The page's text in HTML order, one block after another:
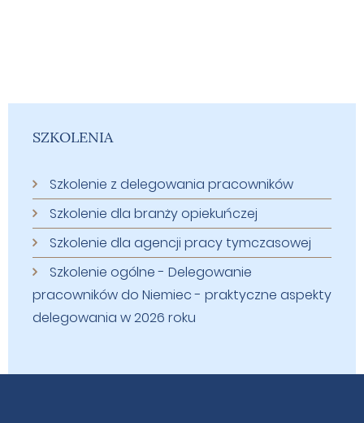
SZKOLENIA
Szkolenie z delegowania pracowników
Szkolenie dla branży opiekuńczej
Szkolenie dla agencji pracy tymczasowej
Szkolenie ogólne - Delegowanie
pracowników do Niemiec - praktyczne aspekty
delegowania w 2026 roku